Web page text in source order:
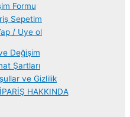
Formu
Sepetim
/ Uye ol
Değişim
Şartları
ve Gizlilik
HAKKINDA